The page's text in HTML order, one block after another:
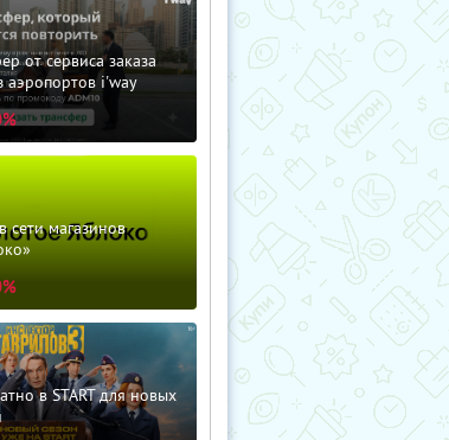
от сервиса заказа
аэропортов i'way
сети магазинов
в START для новых